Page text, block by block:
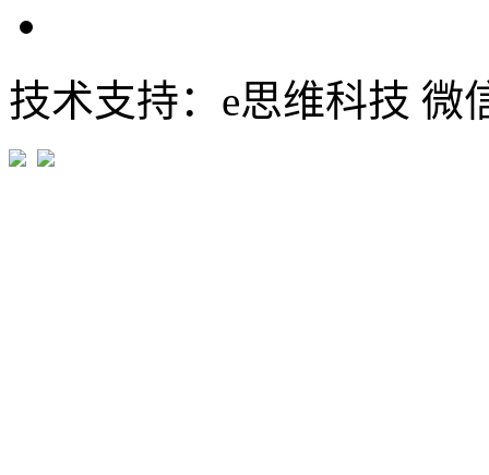
技术支持：e思维科技 微